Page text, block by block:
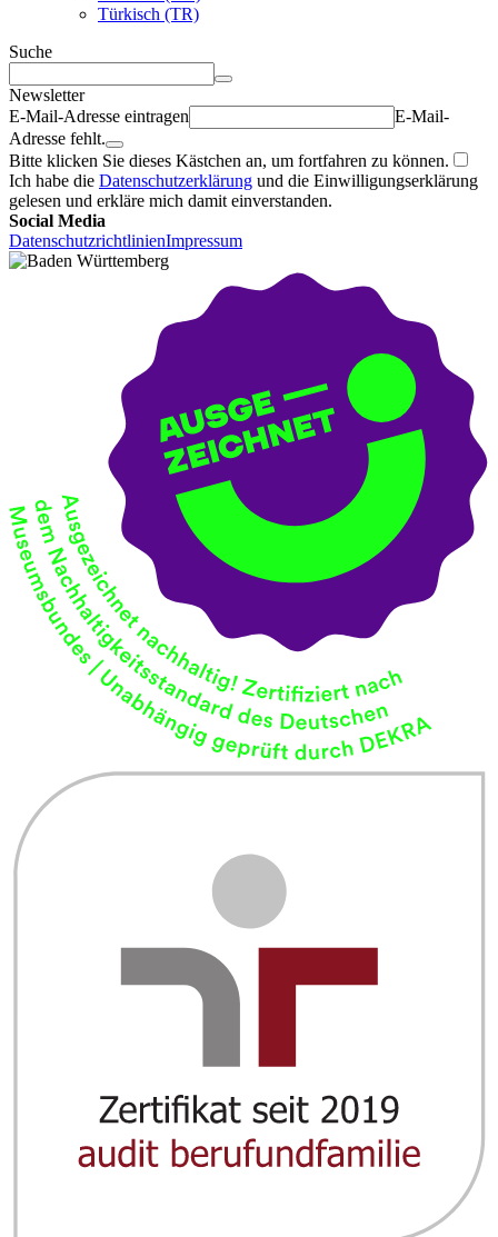
Türkisch (TR)
Suche
Newsletter
E-Mail-Adresse eintragen
E-Mail-
Adresse fehlt.
Bitte klicken Sie dieses Kästchen an, um fortfahren zu können.
Ich habe die Datenschutzerklärung und die Einwilligungserklärung
gelesen und erkläre mich damit einverstanden.
Social Media
DatenschutzrichtlinienImpressum